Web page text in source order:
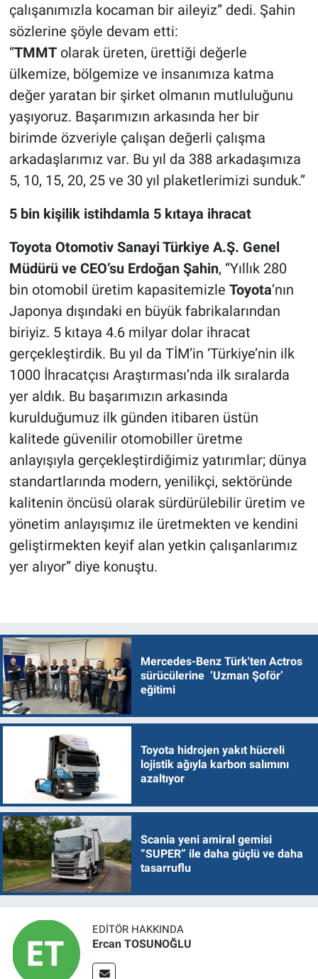
çalışanımızla kocaman bir aileyiz” dedi. Şahin
sözlerine şöyle devam etti:
“TMMTolarak üreten, ürettiği değerle
ülkemize, bölgemize ve insanımıza katma
değer yaratan bir şirket olmanın mutluluğunu
yaşıyoruz. Başarımızın arkasında her bir
birimde özveriyle çalışan değerli çalışma
arkadaşlarımız var. Bu yıl da 388 arkadaşımıza
5, 10, 15, 20, 25 ve 30 yıl plaketlerimizi sunduk.”
5 bin kişilik istihdamla 5 kıtaya ihracat
Toyota Otomotiv Sanayi Türkiye A.Ş. Genel
Müdürü ve CEO’su Erdoğan Şahin, “Yıllık 280
bin otomobil üretim kapasitemizle Toyota’nın
Japonya dışındaki en büyük fabrikalarından
biriyiz. 5 kıtaya 4.6 milyar dolar ihracat
gerçekleştirdik. Bu yıl da TİM’in ‘Türkiye’nin ilk
1000 İhracatçısı Araştırması’nda ilk sıralarda
yer aldık. Bu başarımızın arkasında
kurulduğumuz ilk günden itibaren üstün
kalitede güvenilir otomobiller üretme
anlayışıyla gerçekleştirdiğimiz yatırımlar; dünya
standartlarında modern, yenilikçi, sektöründe
kalitenin öncüsü olarak sürdürülebilir üretim ve
yönetim anlayışımız ile üretmekten ve kendini
geliştirmekten keyif alan yetkin çalışanlarımız
yer alıyor” diye konuştu.
Mercedes-Benz Türk'ten Actros
sürücülerine ‘Uzman Şoför’
eğitimi
Toyota hidrojen yakıt hücreli
lojistik ağıyla karbon salımını
azaltıyor
Scania yeni amiral gemisi
“SUPER” ile daha güçlü ve daha
tasarruflu
EDITÖR HAKKINDA
Ercan TOSUNOĞLU